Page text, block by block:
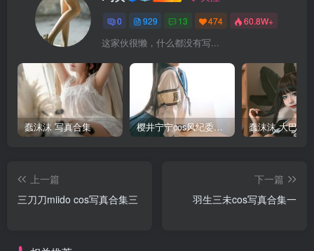
0 929 13 474 60.8W+
这家伙很懒，什么都没有写...
蠢沫沫 写真合集 樱井宁宁cos风纪委员写真套图
上一篇
三刀刀miido cos写真合集三
下一篇
羽生三未cos写真合集一